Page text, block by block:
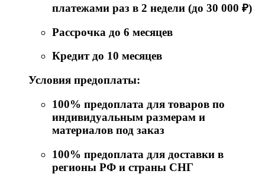
платежами раз в 2 недели (до 30 000 ₽)
Рассрочка до 6 месяцев
Кредит до 10 месяцев
Условия предоплаты:
100% предоплата для товаров по
индивидуальным размерам и
материалов под заказ
100% предоплата для доставки в
регионы РФ и страны СНГ